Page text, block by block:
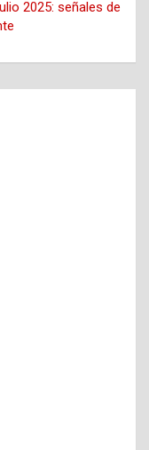
2025: señales de